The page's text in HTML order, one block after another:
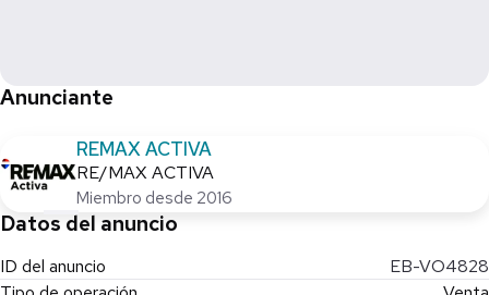
Anunciante
REMAX ACTIVA
RE/MAX ACTIVA
Miembro desde 2016
Datos del anuncio
ID del anuncio
EB-VO4828